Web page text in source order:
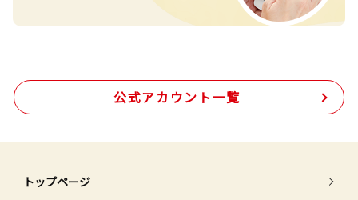
公式アカウント一覧
トップページ